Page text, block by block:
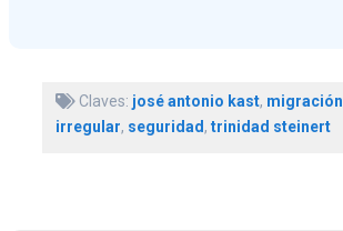
Claves: josé antonio kast, migración
irregular, seguridad , trinidad steinert